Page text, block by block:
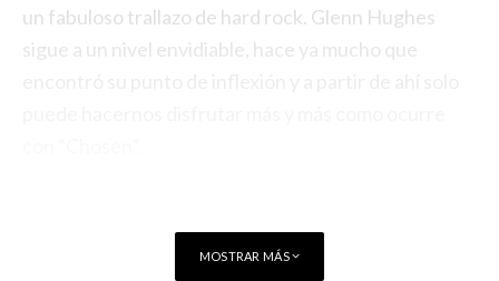
un fabuloso trallazo de hard rock. Glenn Hughes
sigue a un nivel envidiable, hace ya mucho que
MOSTRAR MÁS